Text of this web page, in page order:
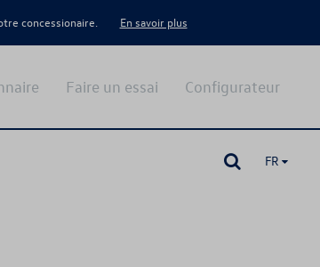
concessionaire. En savoir plus
Configurateur
Faire un essai
FR